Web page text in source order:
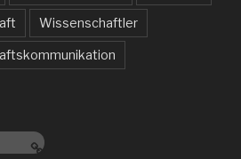
Wissenschaftler